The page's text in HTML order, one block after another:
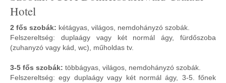
Hotel
2 fős szobák: kétágyas, világos, nemdohányzó szobák.
Felszereltség: duplaágy vagy két normál ágy, fürdőszoba
(zuhanyzó vagy kád, wc), műholdas tv.
3-5 fős szobák: többágyas, világos, nemdohányzó szobák.
Felszereltség: egy duplaágy vagy két normál ágy, 3-5. főnek